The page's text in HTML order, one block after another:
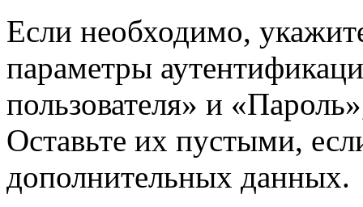
Если необходимо,
параметры
пользователя» и
Оставьте их пустыми,
дополнительных данных.